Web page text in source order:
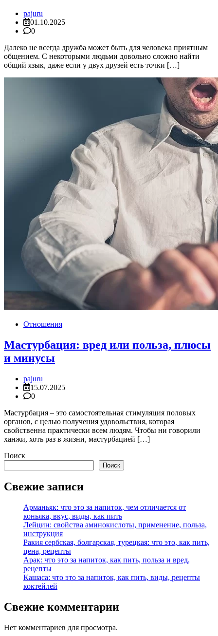
pajuru
01.10.2025
0
Далеко не всегда дружба может быть для человека приятным
общением. С некоторыми людьми довольно сложно найти
общий язык, даже если у двух друзей есть точки […]
Отношения
Мастурбация: вред или польза, плюсы
и минусы
pajuru
15.07.2025
0
Мастурбация – это самостоятельная стимуляция половых
органов, с целью получения удовольствия, которая
свойственна практически всем людям. Чтобы ни говорили
ханжи, хоть раз в жизни, мастурбацией […]
Поиск
Поиск
Свежие записи
Арманьяк: что это за напиток, чем отличается от
коньяка, вкус, виды, как пить
Лейцин: свойства аминокислоты, применение, польза,
инструкция
Ракия сербская, болгарская, турецкая: что это, как пить,
цена, рецепты
Арак: что это за напиток, как пить, польза и вред,
рецепты
Кашаса: что это за напиток, как пить, виды, рецепты
коктейлей
Свежие комментарии
Нет комментариев для просмотра.